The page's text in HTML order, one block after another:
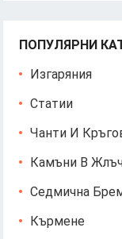
ПОПУЛЯРНИ
Изгаряния
Статии
Чанти И
Камъни В
Седмична
Кърмене